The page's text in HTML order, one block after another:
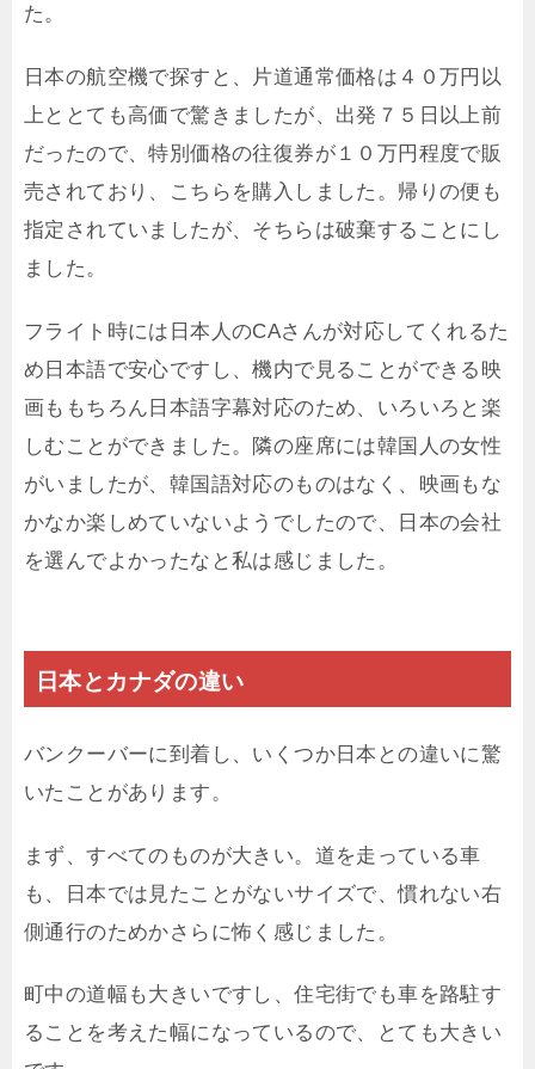
た。
日本の航空機で探すと、片道通常価格は４０万円以
上ととても高価で驚きましたが、出発７５日以上前
だったので、特別価格の往復券が１０万円程度で販
売されており、こちらを購入しました。帰りの便も
指定されていましたが、そちらは破棄することにし
ました。
フライト時には日本人のCAさんが対応してくれるた
め日本語で安心ですし、機内で見ることができる映
画ももちろん日本語字幕対応のため、いろいろと楽
しむことができました。隣の座席には韓国人の女性
がいましたが、韓国語対応のものはなく、映画もな
かなか楽しめていないようでしたので、日本の会社
を選んでよかったなと私は感じました。
日本とカナダの違い
バンクーバーに到着し、いくつか日本との違いに驚
いたことがあります。
まず、すべてのものが大きい。道を走っている車
も、日本では見たことがないサイズで、慣れない右
側通行のためかさらに怖く感じました。
町中の道幅も大きいですし、住宅街でも車を路駐す
ることを考えた幅になっているので、とても大きい